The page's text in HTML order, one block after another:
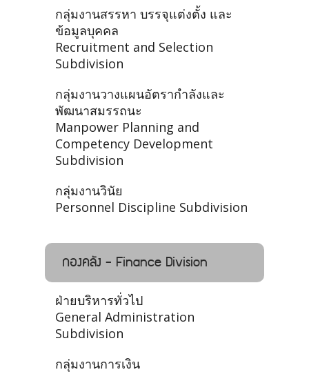
กลุ่มงานสรรหา บรรจุแต่งตั้ง และ
ข้อมูลบุคคล
Recruitment and Selection
Subdivision
กลุ่มงานวางแผนอัตรากำลังและ
พัฒนาสมรรถนะ
Manpower Planning and
Competency Development
Subdivision
กลุ่มงานวินัย
Personnel Discipline Subdivision
กองคลัง - Finance Division
ฝ่ายบริหารทั่วไป
General Administration
Subdivision
กลุ่มงานการเงิน